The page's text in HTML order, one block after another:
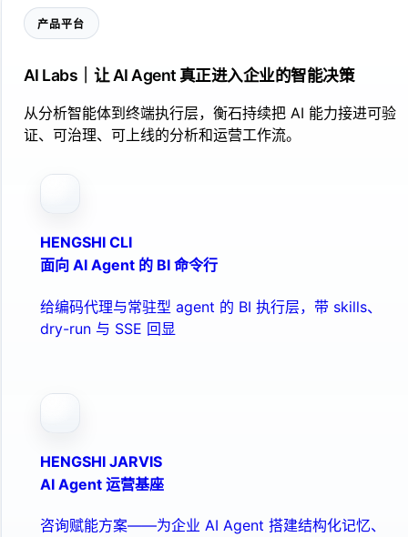
产品平台
AI Labs｜让 AI Agent 真正进入企业的智能决策
从分析智能体到终端执行层，衡石持续把 AI 能力接进可验
证、可治理、可上线的分析和运营工作流。
HENGSHI CLI
面向 AI Agent 的 BI 命令行
给编码代理与常驻型 agent 的 BI 执行层，带 skills、
dry-run 与 SSE 回显
HENGSHI JARVIS
AI Agent 运营基座
咨询赋能方案——为企业 AI Agent 搭建结构化记忆、